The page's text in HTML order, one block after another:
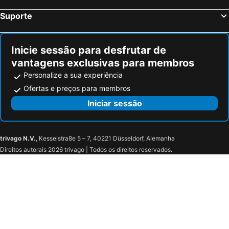
Studios Bellevue
Résidence le Sapin & Bains de la Gruyère
Le Saint Georges
Suporte
Inicie sessão para desfrutar de
vantagens exclusivas para membros
Personalize a sua experiência
Ofertas e preços para membros
Iniciar sessão
trivago N.V., Kesselstraße 5 – 7, 40221 Düsseldorf, Alemanha
Direitos autorais 2026 trivago | Todos os direitos reservados.